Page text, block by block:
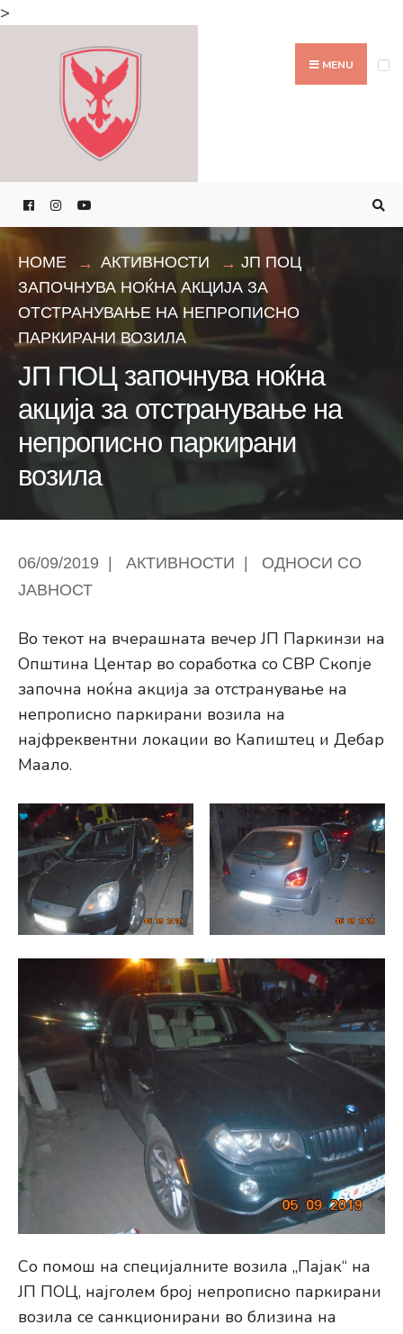
>
MENU
HOME АКТИВНОСТИ
ЈП ПОЦ
ЗАПОЧНУВА НОЌНА АКЦИЈА ЗА
ОТСТРАНУВАЊЕ НА НЕПРОПИСНО
ПАРКИРАНИ ВОЗИЛА
ЈП ПОЦ започнува ноќна
акција за отстранување на
непрописно паркирани
возила
06/09/2019 АКТИВНОСТИ
ОДНОСИ СО
ЈАВНОСТ
Во текот на вчерашната вечер ЈП Паркинзи на
Општина Центар во соработка со СВР Скопје
започна ноќна акција за отстранување на
непрописно паркирани возила на
најфреквентни локации во Капиштец и Дебар
Маало.
Со помош на специјалните возила „Пајак“ на
ЈП ПОЦ, најголем број непрописно паркирани
возила се санкционирани во близина на